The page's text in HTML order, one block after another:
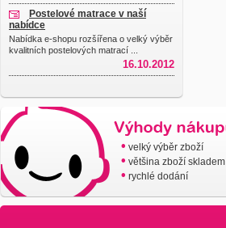
Postelové matrace v naší
nabídce
Nabídka e-shopu rozšířena o velký výběr
kvalitních postelových matrací ...
16.10.2012
• velký výběr zboží
• většina zboží skladem
• rychlé dodání